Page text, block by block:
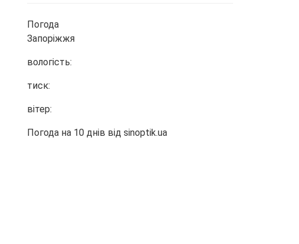
Погода
Запоріжжя
вологість:
тиск:
вітер:
Погода на 10 днів від sinoptik.ua